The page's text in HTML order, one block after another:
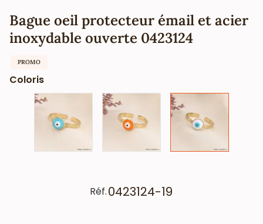
Bague oeil protecteur émail et acier
inoxydable ouverte 0423124
PROMO
Coloris
Réf.0423124-19